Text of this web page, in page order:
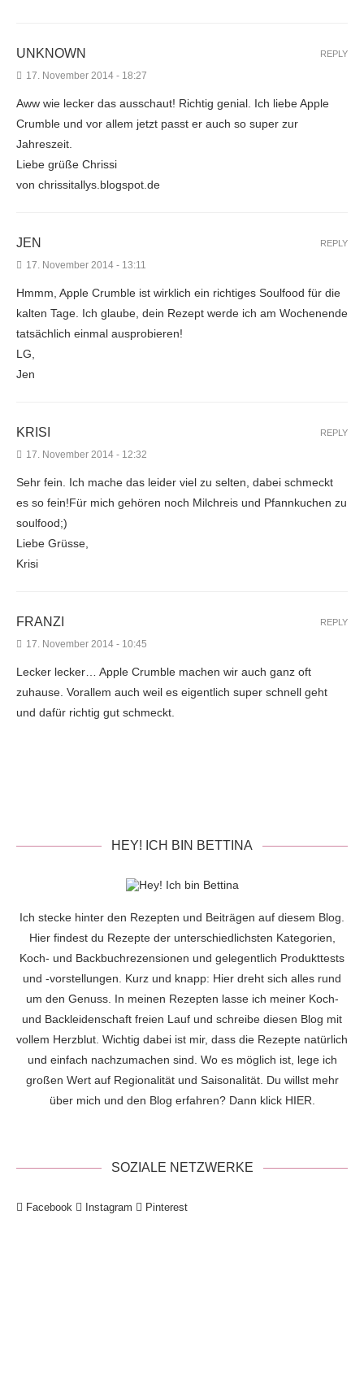
UNKNOWN
17. November 2014 - 18:27
Aww wie lecker das ausschaut! Richtig genial. Ich liebe Apple
Crumble und vor allem jetzt passt er auch so super zur
Jahreszeit.
Liebe grüße Chrissi
von chrissitallys.blogspot.de
REPLY
JEN
17. November 2014 - 13:11
Hmmm, Apple Crumble ist wirklich ein richtiges Soulfood für die
kalten Tage. Ich glaube, dein Rezept werde ich am Wochenende
tatsächlich einmal ausprobieren!
LG,
Jen
REPLY
KRISI
17. November 2014 - 12:32
Sehr fein. Ich mache das leider viel zu selten, dabei schmeckt
es so fein!Für mich gehören noch Milchreis und Pfannkuchen zu
soulfood;)
Liebe Grüsse,
Krisi
REPLY
FRANZI
17. November 2014 - 10:45
Lecker lecker… Apple Crumble machen wir auch ganz oft
zuhause. Vorallem auch weil es eigentlich super schnell geht
und dafür richtig gut schmeckt.
REPLY
HEY! ICH BIN BETTINA
Ich stecke hinter den Rezepten und Beiträgen auf diesem Blog.
Hier findest du Rezepte der unterschiedlichsten Kategorien,
Koch- und Backbuchrezensionen und gelegentlich Produkttests
und -vorstellungen. Kurz und knapp: Hier dreht sich alles rund
um den Genuss. In meinen Rezepten lasse ich meiner Koch-
und Backleidenschaft freien Lauf und schreibe diesen Blog mit
vollem Herzblut. Wichtig dabei ist mir, dass die Rezepte natürlich
und einfach nachzumachen sind. Wo es möglich ist, lege ich
großen Wert auf Regionalität und Saisonalität. Du willst mehr
über mich und den Blog erfahren? Dann klick HIER
SOZIALE NETZWERKE
Facebook Instagram Pinterest